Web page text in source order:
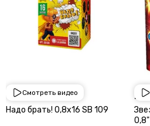
Смотреть видео
1 950 руб
Надо брать! 0,8х16 SВ 109
2